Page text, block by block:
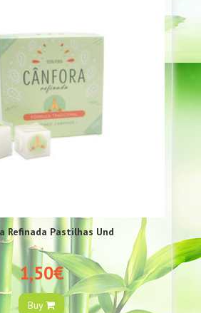
Refinada Pastilhas Und
1,50€
Buy